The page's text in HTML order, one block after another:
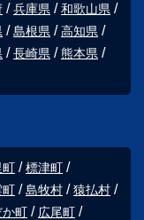
兵庫県
和歌山県
島根県
高知県
長崎県
熊本県
町
標津町
町 島牧村
猿払村
か町
広尾町